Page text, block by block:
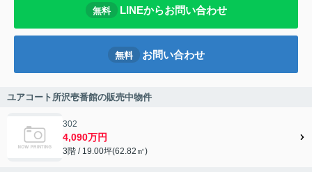
無料 LINEからお問い合わせ
無料 お問い合わせ
ユアコート所沢壱番館の販売中物件
302
4,090万円
3階 / 19.00坪(62.82㎡)